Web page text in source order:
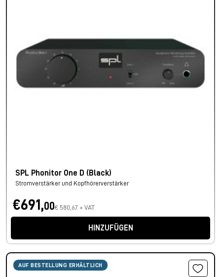
SPL Phonitor One D (Black)
Stromverstärker und Kopfhörerverstärker
€691,00€ 580,67 + VAT
HINZUFÜGEN
AUF BESTELLUNG ERHÄLTLICH